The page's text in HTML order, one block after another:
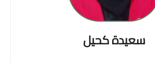
سعيدةكحيل